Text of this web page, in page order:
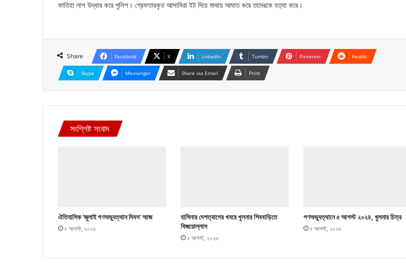
ফাতিহা লাশ উদ্ধার করে পুলিশ। গ্রেফতারকৃত আসামিরা ইট দিয়ে মাথায় আঘাত করে তাদেরকে হত্যা করে।
Share Facebook X LinkedIn Tumblr Pinterest Reddit
Skype Messenger Share via Email Print
সংশ্লিষ্ট সংবাদ
ঐতিহাসিক ‘জুলাই গণঅভ্যুত্থান দিবস’ আজ
৫ আগস্ট, ২০২৬
হাসিনার দেশত্যাগের খবরে খুলনার শিববাড়িতে
বিজয়োল্লাস
৫ আগস্ট, ২০২৬
গণঅভ্যুত্থানে ৫ আগস্ট ২০২৪, খুলনার চিত্র
৫ আগস্ট, ২০২৬